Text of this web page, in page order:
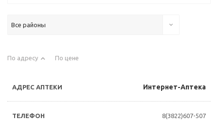
Все районы
По адресу По цене
Интернет-Аптека
8(3822)607-507